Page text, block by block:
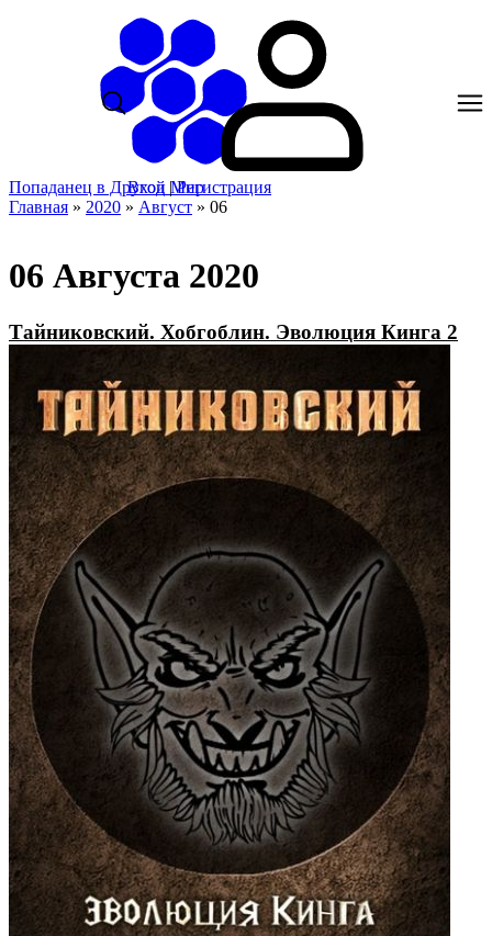
Попаданец в Другой Мир
Вход |Регистрация
Главная » 2020 » Август » 06
06 Августа 2020
Тайниковский. Хобгоблин. Эволюция Кинга 2